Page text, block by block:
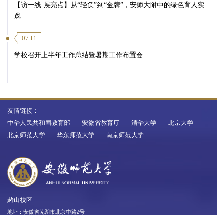
【访一线·展亮点】从“轻负”到“金牌”，安师大附中的绿色育人实
践
07.11
学校召开上半年工作总结暨暑期工作布置会
友情链接：
中华人民共和国教育部
安徽省教育厅 清华大学
北京大学
北京师范大学
华东师范大学 南京师范大学
赭山校区
地址：安徽省芜湖市北京中路2号